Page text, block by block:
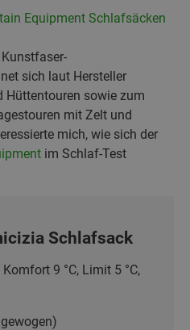
Equipment Schlafsäcken
sich laut Hersteller
Hüttentouren sowie zum
mit Zelt und
mich, wie sich der
im Schlaf-Test
Schlafsack
Komfort 9 °C, Limit 5 °C,